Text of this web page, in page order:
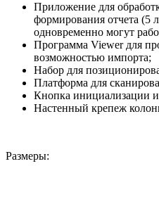
Приложение для
формирования отчета (5
одновременно могут
Программа Viewer для
возможностью импорта;
Набор для
Платформа для
Кнопка инициализации
Настенный крепеж
Размеры: